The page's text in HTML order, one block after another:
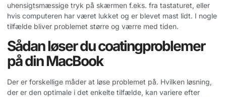
uhensigtsmæssige tryk på skærmen f.eks. fra tastaturet, eller
hvis computeren har været lukket og er blevet mast lidt. I nogle
tilfælde bliver problemet større og værre med tiden.
Sådan løser du coatingproblemer
på din MacBook
Der er forskellige måder at løse problemet på. Hvilken løsning,
der er den optimale i det enkelte tilfælde, kan variere efter